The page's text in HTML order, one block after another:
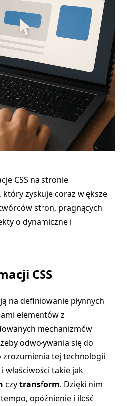
CSS na stronie
zyskuje coraz większe
stron, pragnących
o dynamiczne i
CSS
na definiowanie płynnych
elementów z
mechanizmów
odwoływania się do
zrozumienia tej technologii
właściwości takie jak
czytransform. Dzięki nim
opóźnienie i ilość